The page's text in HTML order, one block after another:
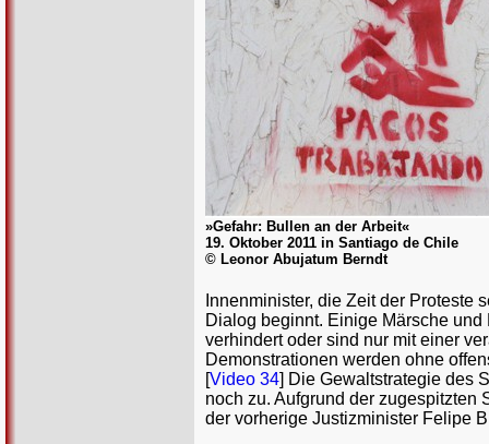
»Gefahr: Bullen an der Arbeit«
19. Oktober 2011 in Santiago de Chile
© Leonor Abujatum Berndt
Innenminister, die Zeit der Proteste
Dialog beginnt. Einige Märsche
verhindert oder sind nur mit einer
Demonstrationen werden ohne
[Video 34] Die Gewaltstrategie des
noch zu. Aufgrund der zugespitzten
der vorherige Justizminister Felipe